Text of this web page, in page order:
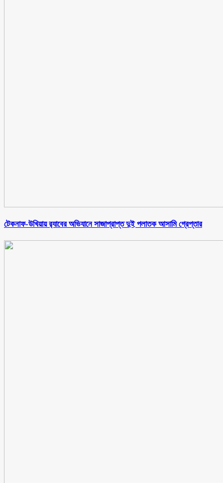
টেকনাফ-উখিয়ায় র‌্যাবের অভিযানে সাজাপ্রাপ্ত দুই পলাতক আসামি গ্রেপ্তার